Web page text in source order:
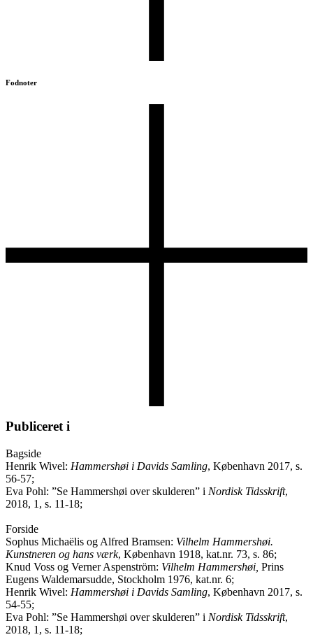
Fodnoter
Publiceret i
Bagside
Henrik Wivel: Hammershøi i Davids Samling, København 2017, s.
56-57;
Eva Pohl: ”Se Hammershøi over skulderen” i Nordisk Tidsskrift,
2018, 1, s. 11-18;
Forside
Sophus Michaëlis og Alfred Bramsen: Vilhelm Hammershøi.
Kunstneren og hans værk, København 1918, kat.nr. 73, s. 86;
Knud Voss og Verner Aspenström: Vilhelm Hammershøi, Prins
Eugens Waldemarsudde, Stockholm 1976, kat.nr. 6;
Henrik Wivel: Hammershøi i Davids Samling, København 2017, s.
54-55;
Eva Pohl: ”Se Hammershøi over skulderen” i Nordisk Tidsskrift,
2018, 1, s. 11-18;